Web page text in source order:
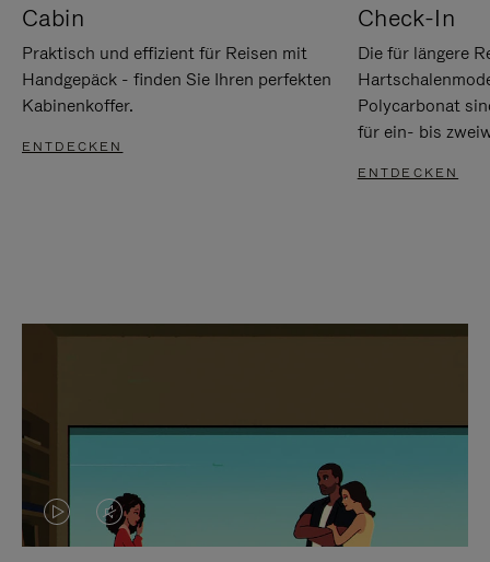
Cabin
Praktisch und effizient für Reisen mit
Handgepäck - finden Sie Ihren perfekten
Kabinenkoffer.
ENTDECKEN
Check-In
Die für längere
Polycarbonat
für ein- bis
ENTDECKEN
DASVIDEO